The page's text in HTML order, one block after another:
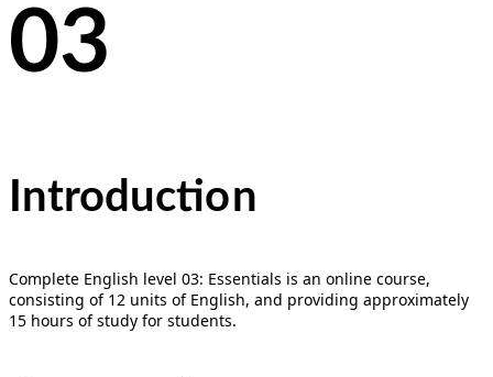
03
Introduction
Complete English level 03: Essentials is an online course,
consisting of 12 units of English, and providing approximately
15 hours of study for students.